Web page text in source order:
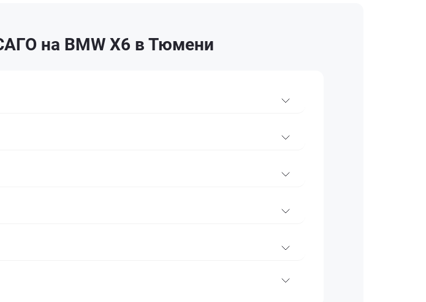
на BMW X6 в Тюмени